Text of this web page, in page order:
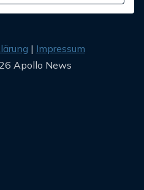
Impressum
Apollo News